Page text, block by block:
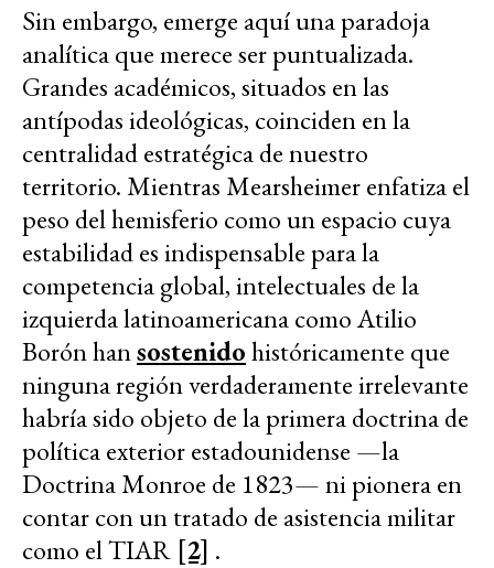
Sin embargo, emerge aquí una paradoja
analítica que merece ser puntualizada.
Grandes académicos, situados en las
antípodas ideológicas, coinciden en la
centralidad estratégica de nuestro
territorio. Mientras Mearsheimer enfatiza el
peso del hemisferio como un espacio cuya
estabilidad es indispensable para la
competencia global, intelectuales de la
izquierda latinoamericana como Atilio
Borón hansostenidohistóricamente que
ninguna región verdaderamente irrelevante
habría sido objeto de la primera doctrina de
política exterior estadounidense —la
Doctrina Monroe de 1823— ni pionera en
contar con un tratado de asistencia militar
como el TIAR [2] .